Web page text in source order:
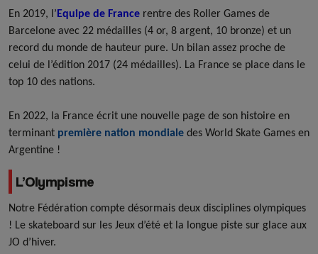
En 2019, l’Equipe de France rentre des Roller Games de
Barcelone avec 22 médailles (4 or, 8 argent, 10 bronze) et un
record du monde de hauteur pure. Un bilan assez proche de
celui de l’édition 2017 (24 médailles). La France se place dans le
top 10 des nations.
En 2022, la France écrit une nouvelle page de son histoire en
terminant première nation mondiale des World Skate Games en
Argentine !
L’Olympisme
Notre Fédération compte désormais deux disciplines olympiques
! Le skateboard sur les Jeux d’été et la longue piste sur glace aux
JO d’hiver.